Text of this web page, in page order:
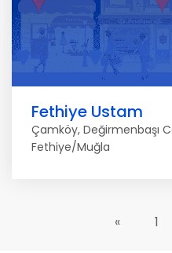
Fethiye Ustam
Çamköy, Değirmenbaşı
Fethiye/Muğla
« 1